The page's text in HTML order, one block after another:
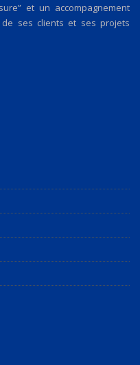
et un accompagnement
ses clients et ses projets